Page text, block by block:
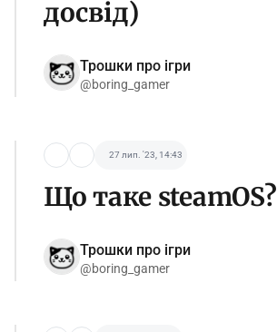
досвід)
Трошки про ігри
@boring_gamer
27 лип. '23, 14:43
Що таке steamOS?
Трошки про ігри
@boring_gamer